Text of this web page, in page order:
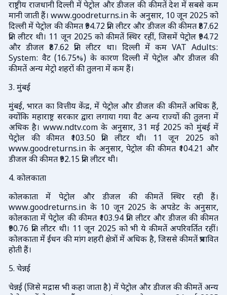
राष्ट्रीय राजधानी दिल्ली में पेट्रोल और डीजल की कीमतें देश में सबसे कम
मानी जाती हैं। www.goodreturns.in के अनुसार, 10 जून 2025 को
दिल्ली में पेट्रोल की कीमत ₹94.72 प्रति लीटर और डीजल की कीमत ₹87.62
प्रति लीटर थी। 11 जून 2025 को कीमतें स्थिर रहीं, जिसमें पेट्रोल ₹94.72
और डीजल ₹87.62 प्रति लीटर था। दिल्ली में कम VAT Adults:
System: वैट (16.75%) के कारण दिल्ली में पेट्रोल और डीजल की
कीमतें अन्य मेट्रो शहरों की तुलना में कम हैं।
3. मुंबई
मुंबई, भारत का वित्तीय केंद्र, में पेट्रोल और डीजल की कीमतें अधिक हैं,
क्योंकि महाराष्ट्र सरकार द्वारा लगाया गया वैट अन्य राज्यों की तुलना में
अधिक है। www.ndtv.com के अनुसार, 31 मई 2025 को मुंबई में
पेट्रोल की कीमत ₹103.50 प्रति लीटर थी। 11 जून 2025 को
www.goodreturns.in के अनुसार, पेट्रोल की कीमत ₹104.21 और
डीजल की कीमत ₹92.15 प्रति लीटर थी।
4. कोलकाता
कोलकाता में पेट्रोल और डीजल की कीमतें स्थिर रही हैं।
www.goodreturns.in के 10 जून 2025 के अपडेट के अनुसार,
कोलकाता में पेट्रोल की कीमत ₹103.94 प्रति लीटर और डीजल की कीमत
₹90.76 प्रति लीटर थी। 11 जून 2025 को भी ये कीमतें अपरिवर्तित रहीं।
कोलकाता में ईंधन की मांग शहरी क्षेत्रों में अधिक है, जिससे कीमतें प्रभावित
होती हैं।
5. चेन्नई
चेन्नई (जिसे मद्रास भी कहा जाता है) में पेट्रोल और डीजल की कीमतें अन्य